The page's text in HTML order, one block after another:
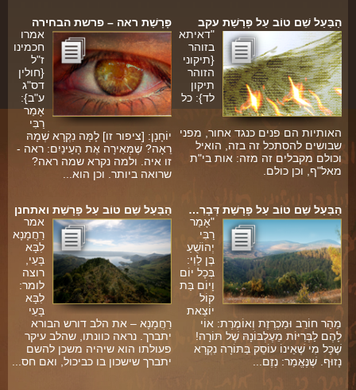
מאמרים
פרשת השבוע
מעגל השנה
הבעל שם-טוב
אירועים מיוחדים
פָּרָשַׁת ראה – פרשת הבחירה
אמרו
חכמינו
ז"ל
{חולין
דס"ג
ע"ב}:
אָמַר
רַבִּי
יוֹחָנָן: [ציפור זו] לָמָּה נִקְרָא שְׁמָהּ
רֵאָה? שֶׁמְּאִירָה אֶת הָעֵינַיִם: ראה -
זו איה. ולמה נקרא שמה ראה?
שרואה ביותר. וכן הוא...
הַבַּעַל שֵׁם טוֹב עַל פָּרָשַׁת עקב
"דאיתא
בזוהר
{תיקוני
הזוהר
תיקון
לד}: כל
האותיות הם פנים כנגד אחור, מפני
שבושים להסתכל זה בזה, הואיל
וכולם מקבלים זה מזה: אות בי"ת
מאל"ף, וכן כולם.
הַבַּעַל שֵׁם טוֹב עַל פָּרָשַׁת ואתחנן
אמר
רַחֲמָנָא
לִבָּא
בָּעֵי,
רוצה
לומר:
לִבָּא
בָּעֵי
רַחֲמָנָא – את הלב דורש הבורא
יתברך. נראה כוונתו, שהלב עיקר
פעולתו הוא שיהיה משכן להשם
יתברך שישכון בו כביכול, ואם חס...
הַבַּעַל שֵׁם טוֹב עַל פָּרָשַׁת דְּבָרִ…
"אָמַר
רַבִּי
יְהוֹשֻׁעַ
בֶּן לֵוִי:
בְּכָל יוֹם
וָיוֹם בַּת
קוֹל
יוֹצֵאת
מֵהַר חוֹרֵב וּמַכְרֶזֶת וְאוֹמֶרֶת: אוֹי
לָהֶם לַבְּרִיּוֹת מֵעֶלְבּוֹנָהּ שֶׁל תּוֹרָה!
שֶׁכָּל מִי שֶׁאֵינוֹ עוֹסֵק בַּתּוֹרָה נִקְרָא
נָזוּף. שֶׁנֶּאֱמַר: נֶזֶם...